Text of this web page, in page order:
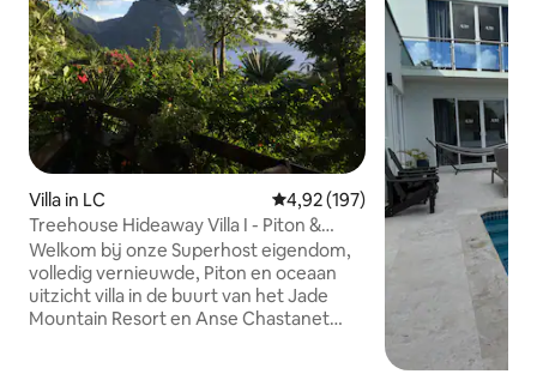
Villa in LC Gemiddelde beoordeling van
4,92 (197)
Treehouse Hideaway Villa I - Piton &
Ocean Views
Welkom bij onze Superhost eigendom,
volledig vernieuwde, Piton en oceaan
uitzicht villa in de buurt van het Jade
Mountain Resort en Anse Chastanet